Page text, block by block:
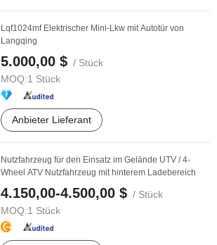
Lqf1024mf Elektrischer Mini-Lkw mit Autotür von
Langqing
5.000,00 $ / Stück
MOQ:1 Stück
Anbieter Lieferant
Nutzfahrzeug für den Einsatz im Gelände UTV / 4-
Wheel ATV Nutzfahrzeug mit hinterem Ladebereich
4.150,00-4.500,00 $ / Stück
MOQ:1 Stück